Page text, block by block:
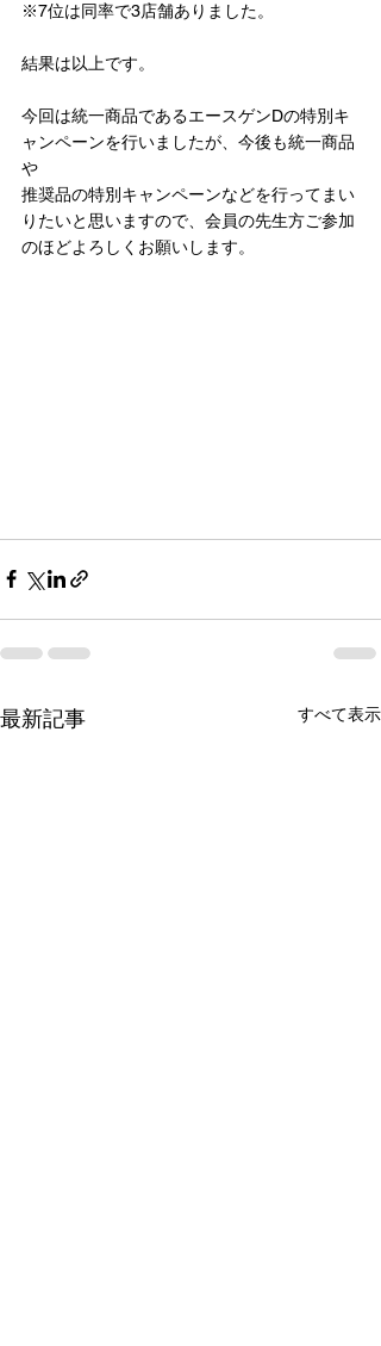
※7位は同率で3店舗ありました。
結果は以上です。
今回は統一商品であるエースゲンDの特別キ
ャンペーンを行いましたが、今後も統一商品
や
推奨品の特別キャンペーンなどを行ってまい
りたいと思いますので、会員の先生方ご参加
のほどよろしくお願いします。
最新記事 すべて表示